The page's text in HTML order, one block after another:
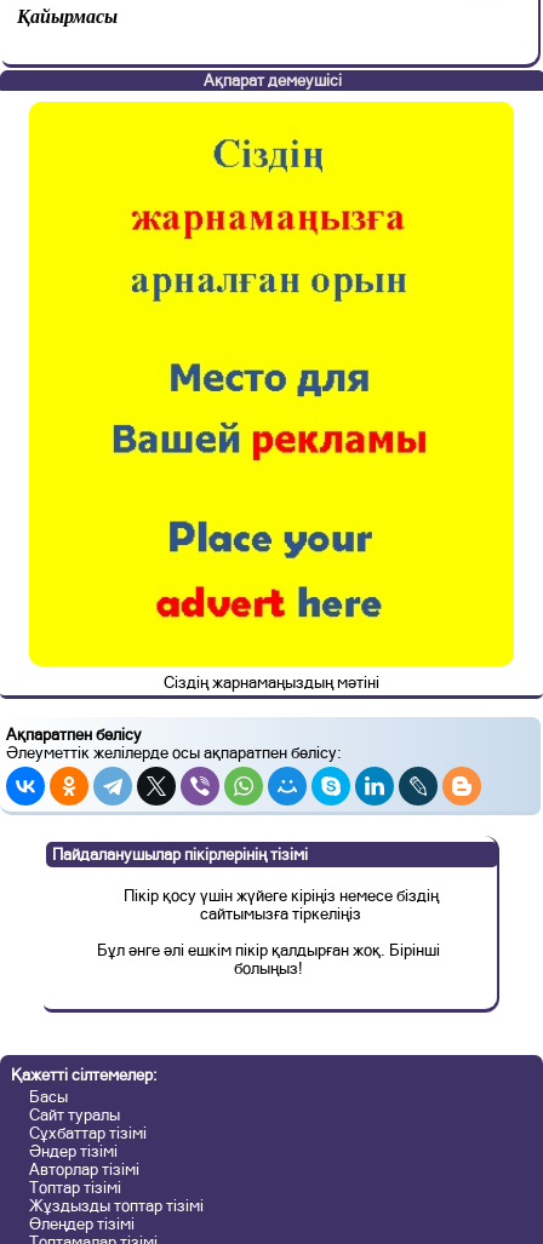
Қайырмасы
Ақпарат демеушісі
Сіздің жарнамаңыздың мәтіні
Ақпаратпен бөлісу
Әлеуметтік желілерде осы ақпаратпен бөлісу:
Пайдаланушылар пікірлерінің тізімі
Пікір қосу үшін жүйеге кіріңіз немесе біздің
сайтымызға тіркеліңіз
Бұл әнге әлі ешкім пікір қалдырған жоқ. Бірінші
болыңыз!
Қажетті сілтемелер:
Басы
Сайт туралы
Сұхбаттар тізімі
Әндер тізімі
Авторлар тізімі
Топтар тізімі
Жұздызды топтар тізімі
Өлеңдер тізімі